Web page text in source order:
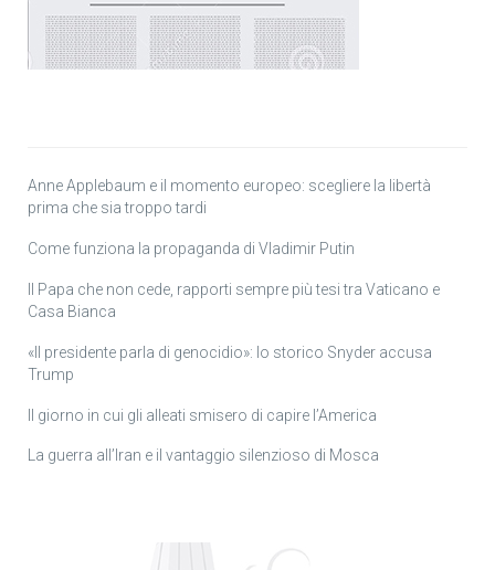
Anne Applebaum e il momento europeo: scegliere la libertà
prima che sia troppo tardi
Come funziona la propaganda di Vladimir Putin
Il Papa che non cede, rapporti sempre più tesi tra Vaticano e
Casa Bianca
«Il presidente parla di genocidio»: lo storico Snyder accusa
Trump
Il giorno in cui gli alleati smisero di capire l’America
La guerra all’Iran e il vantaggio silenzioso di Mosca